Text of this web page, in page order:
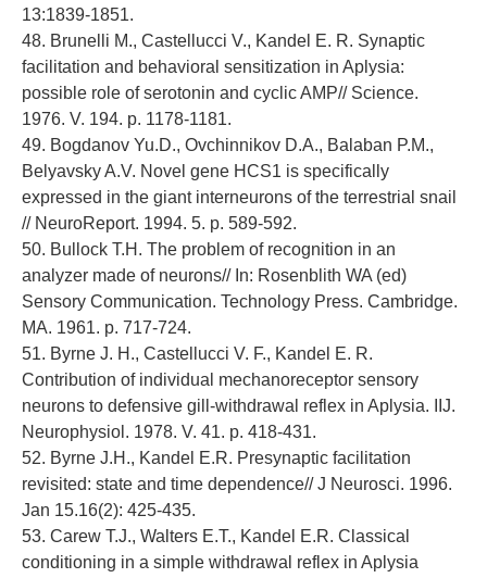
13:1839-1851.
48. Brunelli M., Castellucci V., Kandel E. R. Synaptic
facilitation and behavioral sensitization in Aplysia:
possible role of serotonin and cyclic AMP// Science.
1976. V. 194. p. 1178-1181.
49. Bogdanov Yu.D., Ovchinnikov D.A., Balaban P.M.,
Belyavsky A.V. Novel gene HCS1 is specifically
expressed in the giant interneurons of the terrestrial snail
// NeuroReport. 1994. 5. p. 589-592.
50. Bullock Т.Н. The problem of recognition in an
analyzer made of neurons// In: Rosenblith WA (ed)
Sensory Communication. Technology Press. Cambridge.
MA. 1961. p. 717-724.
51. Byrne J. H., Castellucci V. F., Kandel E. R.
Contribution of individual mechanoreceptor sensory
neurons to defensive gill-withdrawal reflex in Aplysia. IIJ.
Neurophysiol. 1978. V. 41. p. 418-431.
52. Byrne J.H., Kandel E.R. Presynaptic facilitation
revisited: state and time dependence// J Neurosci. 1996.
Jan 15.16(2): 425-435.
53. Carew T.J., Walters E.T., Kandel E.R. Classical
conditioning in a simple withdrawal reflex in Aplysia